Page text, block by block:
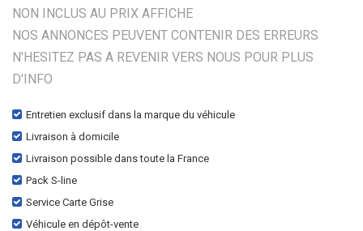
NON INCLUS AU PRIX AFFICHE
NOS ANNONCES PEUVENT CONTENIR DES ERREURS
N'HESITEZ PAS A REVENIR VERS NOUS POUR PLUS
D'INFO
Entretien exclusif dans la marque du véhicule
Livraison à domicile
Livraison possible dans toute la France
Pack S-line
Service Carte Grise
Véhicule en dépôt-vente